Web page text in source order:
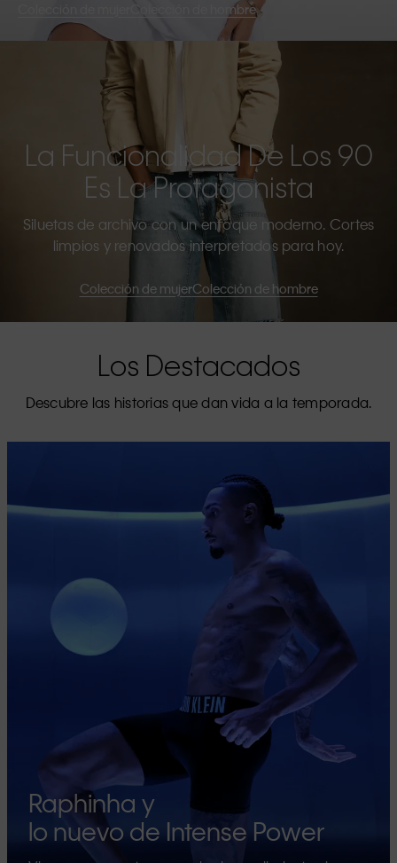
Colección de hombre
La Funcionalidad De Los 90
Es La Protagonista
Siluetas de archivo con un enfoque moderno. Cortes
limpios y renovados interpretados para hoy.
Colección de mujerColección de hombre
Los Destacados
Descubre las historias que dan vida a la temporada.
Raphinha y
lo nuevo de Intense Power